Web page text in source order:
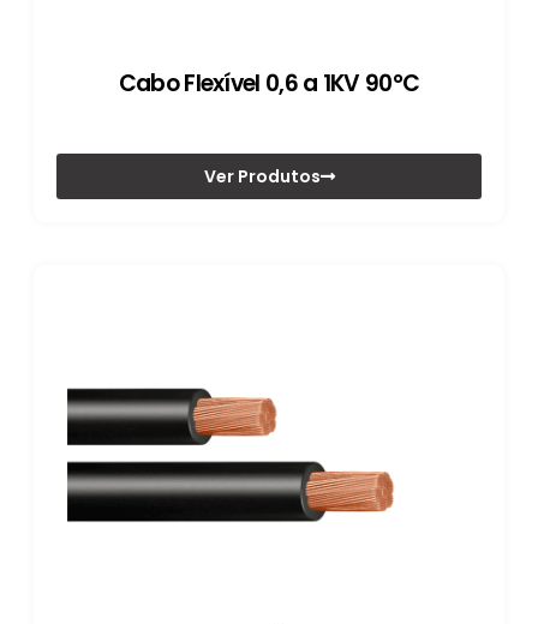
Cabo Flexível 0,6 a 1KV 90°C
Ver Produtos